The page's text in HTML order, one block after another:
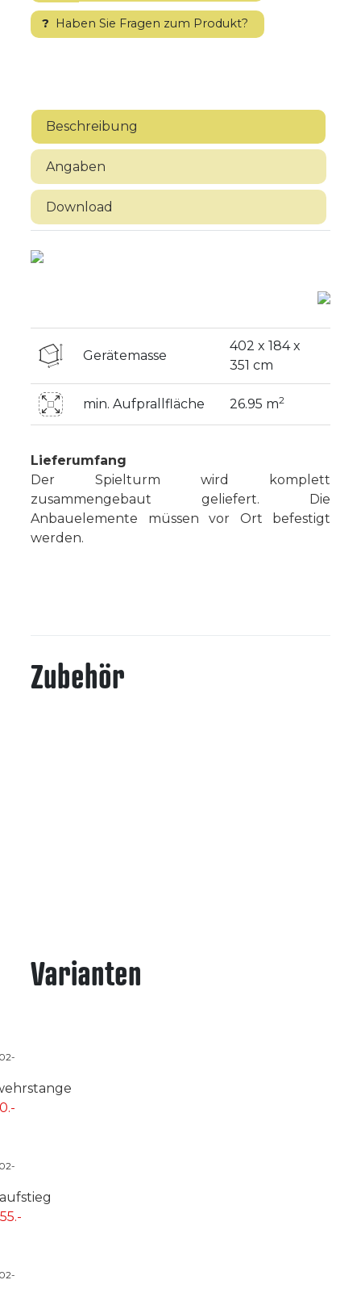
? Haben Sie Fragen zum Produkt?
Beschreibung
Angaben
Download
Gerätemasse
402 x 184 x
351 cm
min. Aufprallfläche 26.95 m2
Lieferumfang
Der Spielturm wird komplett
zusammengebaut geliefert. Die
Anbauelemente müssen vor Ort befestigt
werden.
Zubehör
Varianten